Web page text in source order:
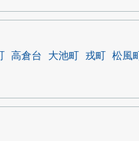
高倉台 大池町 戎町 松風町